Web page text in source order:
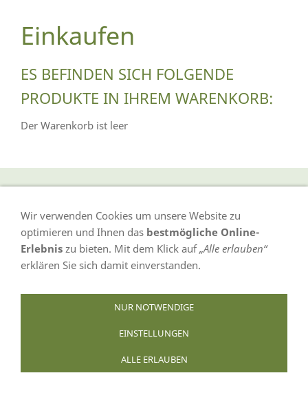
Einkaufen
ES BEFINDEN SICH FOLGENDE
PRODUKTE IN IHREM WARENKORB:
Der Warenkorb ist leer
VERTRAG WIDERRUFEN
AGB Datenschutz Bildnachweis
Wir verwenden Cookies um unsere Website zu
optimieren und Ihnen das bestmögliche Online-
Erlebnis zu bieten. Mit dem Klick auf„Alle erlauben“
erklären Sie sich damit einverstanden.
NUR NOTWENDIGE
EINSTELLUNGEN
ALLE ERLAUBEN